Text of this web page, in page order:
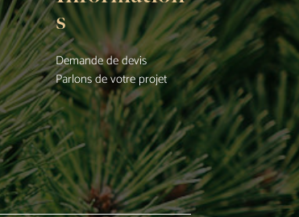
s
Demande de devis
Parlons de votre projet